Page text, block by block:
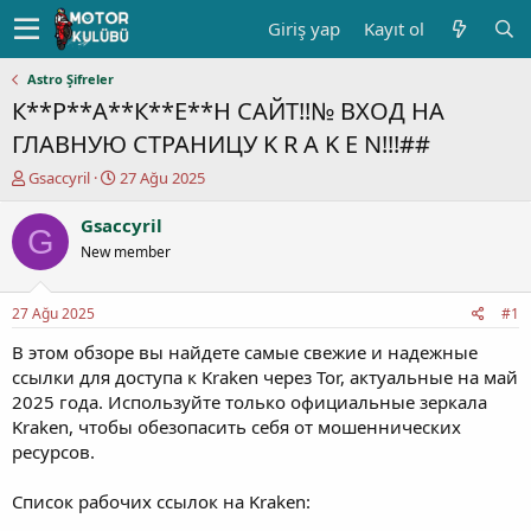
Giriş yap Kayıt ol
Astro Şifreler
К**Р**А**К**Е**Н САЙТ!!№ ВХОД НА
ГЛАВНУЮ СТРАНИЦУ K R A K E N!!!##
K
n
u
y
b
a
ş
a
t
a
n
Gsaccyril
B
ş
a
ç
a
r
i
27 Ağu 2025
G Gsaccyril
New member
27 Ağu 2025 #1
В этом обзоре вы найдете самые свежие и надежные
ссылки для доступа к Kraken через Tor, актуальные на май
2025 года. Используйте только официальные зеркала
Kraken, чтобы обезопасить себя от мошеннических
ресурсов.
Список рабочих ссылок на Kraken: